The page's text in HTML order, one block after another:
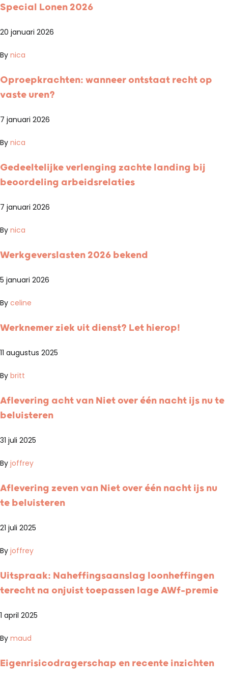
Special Lonen 2026
20 januari 2026
By nica
Oproepkrachten: wanneer ontstaat recht op
vaste uren?
7 januari 2026
By nica
Gedeeltelijke verlenging zachte landing bij
beoordeling arbeidsrelaties
7 januari 2026
By nica
Werkgeverslasten 2026 bekend
5 januari 2026
By celine
Werknemer ziek uit dienst? Let hierop!
11 augustus 2025
By britt
Aflevering acht van Niet over één nacht ijs nu te
beluisteren
31 juli 2025
By joffrey
Aflevering zeven van Niet over één nacht ijs nu
te beluisteren
21 juli 2025
By joffrey
Uitspraak: Naheffingsaanslag loonheffingen
terecht na onjuist toepassen lage AWf-premie
1 april 2025
By maud
Eigenrisicodragerschap en recente inzichten